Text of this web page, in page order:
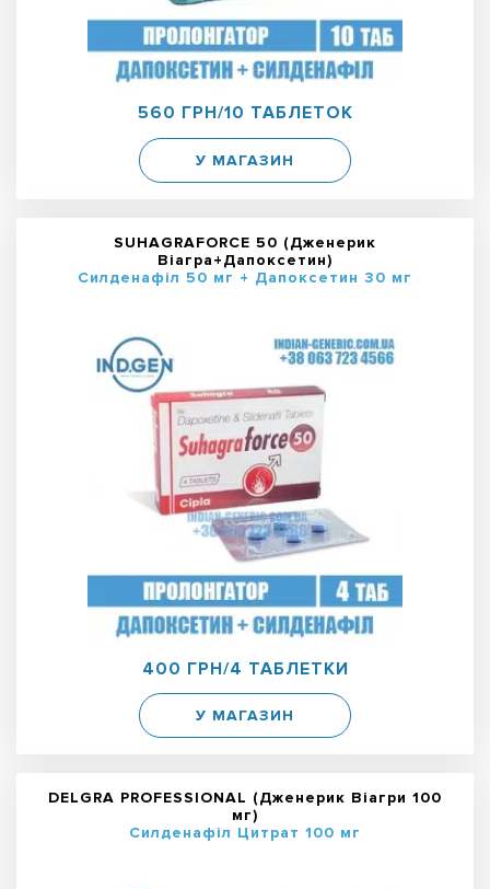
560 ГРН/10 ТАБЛЕТОК
У МАГАЗИН
SUHAGRAFORCE 50 (Дженерик
Віагра+Дапоксетин)
Силденафіл 50 мг + Дапоксетин 30 мг
400 ГРН/4 ТАБЛЕТКИ
У МАГАЗИН
DELGRA PROFESSIONAL (Дженерик Віагри 100
мг)
Силденафіл Цитрат 100 мг